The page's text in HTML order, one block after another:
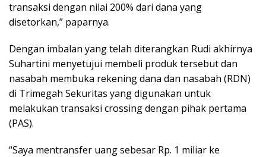
transaksi dengan nilai 200% dari dana yang
disetorkan,” paparnya.
Dengan imbalan yang telah diterangkan Rudi akhirnya
Suhartini menyetujui membeli produk tersebut dan
nasabah membuka rekening dana dan nasabah (RDN)
di Trimegah Sekuritas yang digunakan untuk
melakukan transaksi crossing dengan pihak pertama
(PAS).
“Saya mentransfer uang sebesar Rp. 1 miliar ke